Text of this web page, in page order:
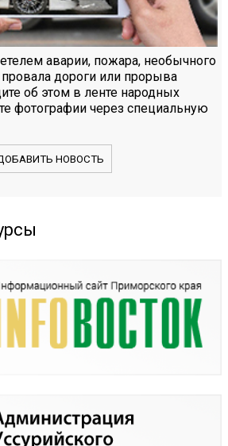
аварии, пожара, необычного
провала дороги или прорыва
об этом в ленте народных
фотографии через специальную
НОВОСТЬ